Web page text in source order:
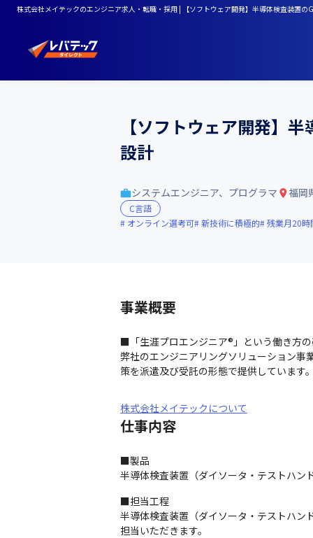
株式会社メイテックのエンジニア求人・転職・採用 | 【ソフトウェア開発】半導体検査装置
【ソフトウェア開発】
設計
システムエンジニア、プログラマ 福岡
C言語
オンライン選考可 新技術に積極的 残業月20時
事業概要
■「生涯プロエンジニア®」という働き方
弊社のエンジニアリングソリューション事
策を派遣及び受託の形態で提供しています
株式会社メイテックについて
仕事内容
■製品
半導体検査装置（ダイソータ・テストハン
■担当工程
半導体検査装置（ダイソータ・テストハン
担当いただきます。